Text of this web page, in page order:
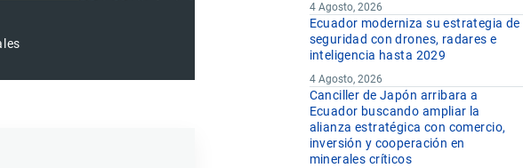
4 Agosto, 2026
Ecuador moderniza su estrategia de
seguridad con drones, radares e
inteligencia hasta 2029
4 Agosto, 2026
Canciller de Japón arribara a
Ecuador buscando ampliar la
alianza estratégica con comercio,
inversión y cooperación en
minerales críticos